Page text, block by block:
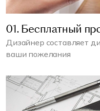
01. Бесплатный
Дизайнер составляет
ваши пожелания